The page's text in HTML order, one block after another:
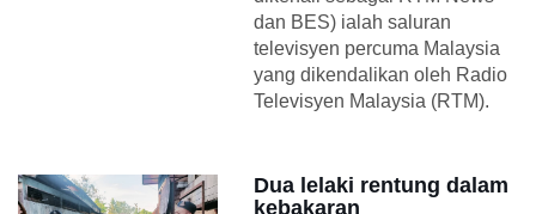
dan BES) ialah saluran
televisyen percuma Malaysia
yang dikendalikan oleh Radio
Televisyen Malaysia (RTM).
Dua lelaki rentung dalam
kebakaran